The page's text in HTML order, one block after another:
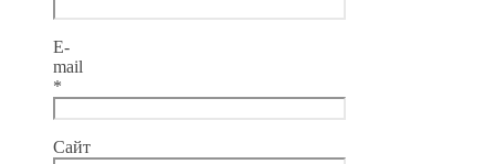
E-
mail
*
Сайт